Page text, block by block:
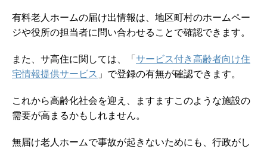
有料老人ホームの届け出情報は、地区町村のホームペー
ジや役所の担当者に問い合わせることで確認できます。
また、サ高住に関しては、「サービス付き高齢者向け住
宅情報提供サービス 」で登録の有無が確認できます。
これから高齢化社会を迎え、ますますこのような施設の
需要が高まるかもしれません。
無届け老人ホームで事故が起きないためにも、行政がし